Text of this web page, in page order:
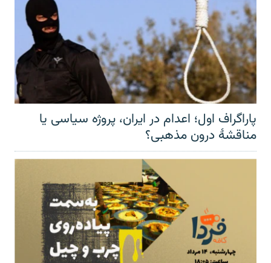
پاراگراف اول؛ اعدام در ایران، پروژه سیاسی یا
مناقشهٔ درون مذهبی؟